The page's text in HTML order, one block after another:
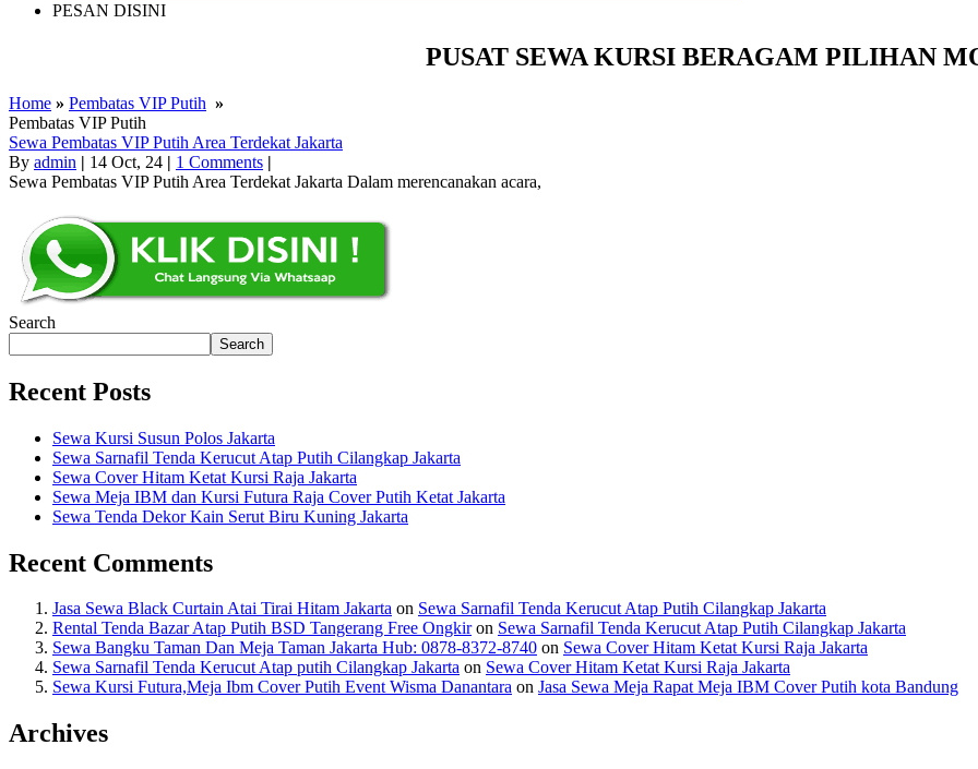
PESAN DISINI
PUSAT SEWA KURSI BERAGAM PILIHAN
Home » Pembatas VIP Putih »
Pembatas VIP Putih
Sewa Pembatas VIP Putih Area Terdekat Jakarta
By admin | 14 Oct, 24 | 1 Comments |
Sewa Pembatas VIP Putih Area Terdekat Jakarta Dalam merencanakan acara,
Search
Search
Recent Posts
Sewa Kursi Susun Polos Jakarta
Sewa Sarnafil Tenda Kerucut Atap Putih Cilangkap Jakarta
Sewa Cover Hitam Ketat Kursi Raja Jakarta
Sewa Meja IBM dan Kursi Futura Raja Cover Putih Ketat Jakarta
Sewa Tenda Dekor Kain Serut Biru Kuning Jakarta
Recent Comments
Jasa Sewa Black Curtain Atai Tirai Hitam Jakarta on Sewa Sarnafil Tenda Kerucut Atap Putih Cilangkap Jakarta
Rental Tenda Bazar Atap Putih BSD Tangerang Free Ongkiron Sewa Sarnafil Tenda Kerucut Atap Putih Cilangkap Jakarta
Sewa Bangku Taman Dan Meja Taman Jakarta Hub: 0878-8372-8740 on Sewa Cover Hitam Ketat Kursi Raja Jakarta
Sewa Sarnafil Tenda Kerucut Atap putih Cilangkap Jakarta on Sewa Cover Hitam Ketat Kursi Raja Jakarta
Sewa Kursi Futura,Meja Ibm Cover Putih Event Wisma Danantara on Jasa Sewa Meja Rapat Meja IBM Cover Putih kota Bandung
Archives